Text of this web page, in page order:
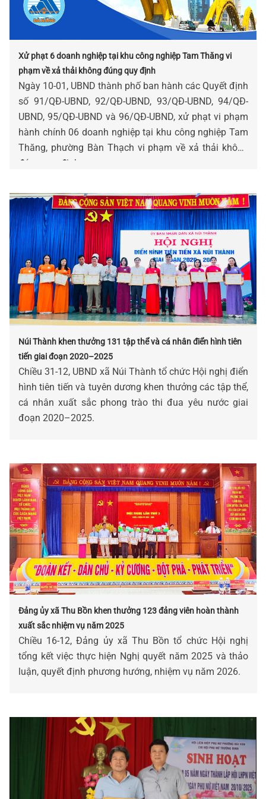
Xử phạt 6 doanh nghiệp tại khu công nghiệp Tam Thăng vi
phạm về xả thải không đúng quy định
Ngày 10-01, UBND thành phố ban hành các Quyết định
số 91/QĐ-UBND, 92/QĐ-UBND, 93/QĐ-UBND, 94/QĐ-
UBND, 95/QĐ-UBND và 96/QĐ-UBND, xử phạt vi phạm
hành chính 06 doanh nghiệp tại khu công nghiệp Tam
Thăng, phường Bàn Thạch vi phạm về xả thải không
đúng quy định.
Núi Thành khen thưởng 131 tập thể và cá nhân điển hình tiên
tiến giai đoạn 2020–2025
Chiều 31-12, UBND xã Núi Thành tổ chức Hội nghị điển
hình tiên tiến và tuyên dương khen thưởng các tập thể,
cá nhân xuất sắc phong trào thi đua yêu nước giai
đoạn 2020–2025.
Đảng ủy xã Thu Bồn khen thưởng 123 đảng viên hoàn thành
xuất sắc nhiệm vụ năm 2025
Chiều 16-12, Đảng ủy xã Thu Bồn tổ chức Hội nghị
tổng kết việc thực hiện Nghị quyết năm 2025 và thảo
luận, quyết định phương hướng, nhiệm vụ năm 2026.